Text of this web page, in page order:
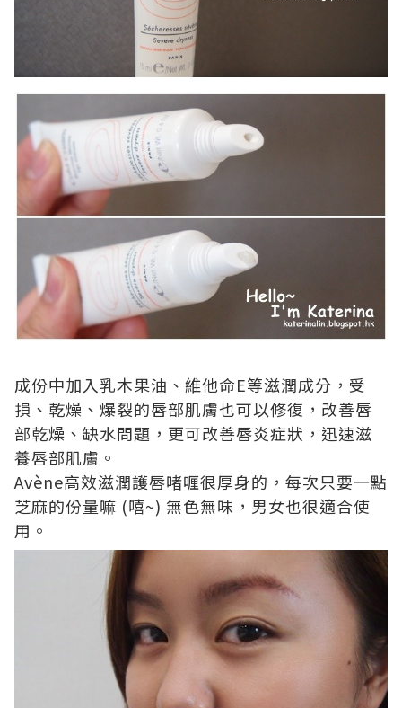
成份中加入乳木果油、維他命E等滋潤成分，受
損、乾燥、爆裂的唇部肌膚也可以修復，改善唇
部乾燥、缺水問題，更可改善唇炎症狀，迅速滋
養唇部肌膚。
Avène高效滋潤護唇啫喱很厚身的，每次只要一點
芝麻的份量嘛 (嘻~) 無色無味，男女也很適合使
用。